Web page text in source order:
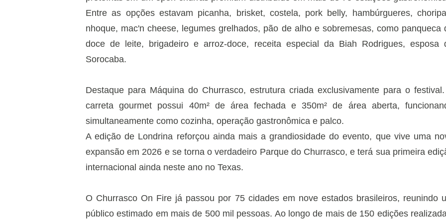
Entre as opções estavam picanha, brisket, costela, pork belly, hambúrgueres,
nhoque, mac'n cheese, legumes grelhados, pão de alho e sobremesas, como panqueca
doce de leite, brigadeiro e arroz-doce, receita especial da Biah Rodrigues, esposa
Sorocaba.
Destaque para Máquina do Churrasco, estrutura criada exclusivamente para o
carreta gourmet possui 40m² de área fechada e 350m² de área aberta,
simultaneamente como cozinha, operação gastronômica e palco.
A edição de Londrina reforçou ainda mais a grandiosidade do evento, que vive uma
expansão em 2026 e se torna o verdadeiro Parque do Churrasco, e terá sua primeira
internacional ainda neste ano no Texas.
O Churrasco On Fire já passou por 75 cidades em nove estados brasileiros, reunindo
público estimado em mais de 500 mil pessoas. Ao longo de mais de 150 edições